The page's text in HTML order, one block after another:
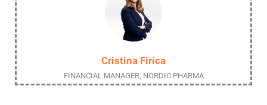
Cristina Firica
FINANCIAL MANAGER, NORDIC PHARMA